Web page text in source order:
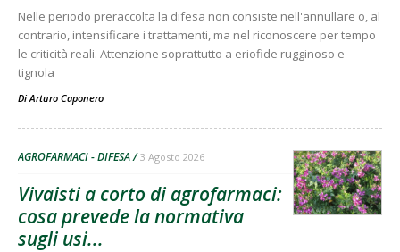
Nelle periodo preraccolta la difesa non consiste nell'annullare o, al
contrario, intensificare i trattamenti, ma nel riconoscere per tempo
le criticità reali. Attenzione soprattutto a eriofide rugginoso e
tignola
DiArturo Caponero
AGROFARMACI - DIFESA 3 Agosto 2026
Vivaisti a corto di agrofarmaci:
cosa prevede la normativa
sugli usi...